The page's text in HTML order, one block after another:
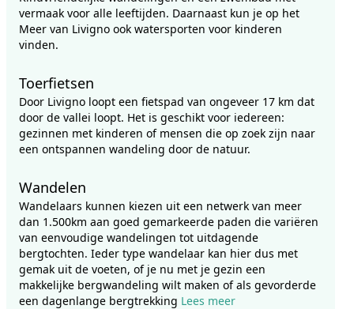
vermaak voor alle leeftijden. Daarnaast kun je op het
Meer van Livigno ook watersporten voor kinderen
vinden.
Toerfietsen
Door Livigno loopt een fietspad van ongeveer 17 km dat
door de vallei loopt. Het is geschikt voor iedereen:
gezinnen met kinderen of mensen die op zoek zijn naar
een ontspannen wandeling door de natuur.
Wandelen
Wandelaars kunnen kiezen uit een netwerk van meer
dan 1.500km aan goed gemarkeerde paden die variëren
van eenvoudige wandelingen tot uitdagende
bergtochten. Ieder type wandelaar kan hier dus met
gemak uit de voeten, of je nu met je gezin een
makkelijke bergwandeling wilt maken of als gevorderde
een dagenlange bergtrekking Lees meer